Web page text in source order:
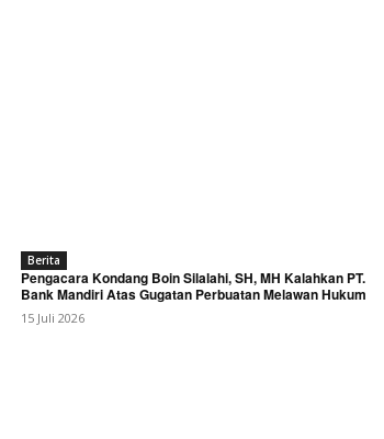
Berita
Pengacara Kondang Boin Silalahi, SH, MH Kalahkan PT.
Bank Mandiri Atas Gugatan Perbuatan Melawan Hukum
15 Juli 2026